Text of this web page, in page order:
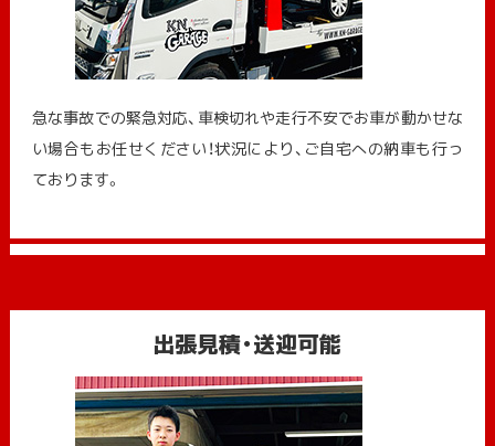
急な事故での緊急対応、車検切れや走行不安でお車が動かせな
い場合もお任せください！状況により、ご自宅への納⾞も⾏っ
ております。
出張見積・送迎可能